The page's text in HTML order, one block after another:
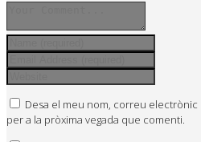
Desa el meu nom, correu
per a la pròxima vegada que comenti.